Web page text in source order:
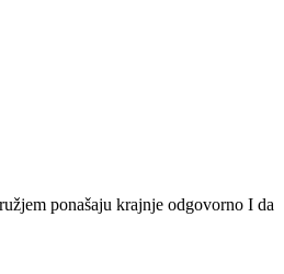
ponašaju krajnje odgovorno I da